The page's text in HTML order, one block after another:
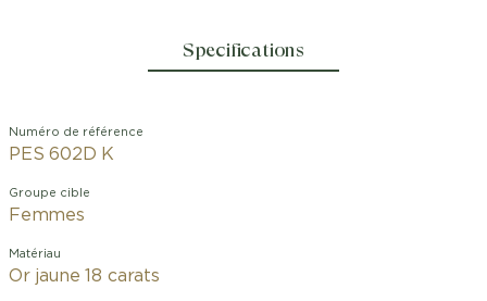
Specifications
Numéro de référence
PES 602D K
Groupe cible
Femmes
Matériau
Or jaune 18 carats